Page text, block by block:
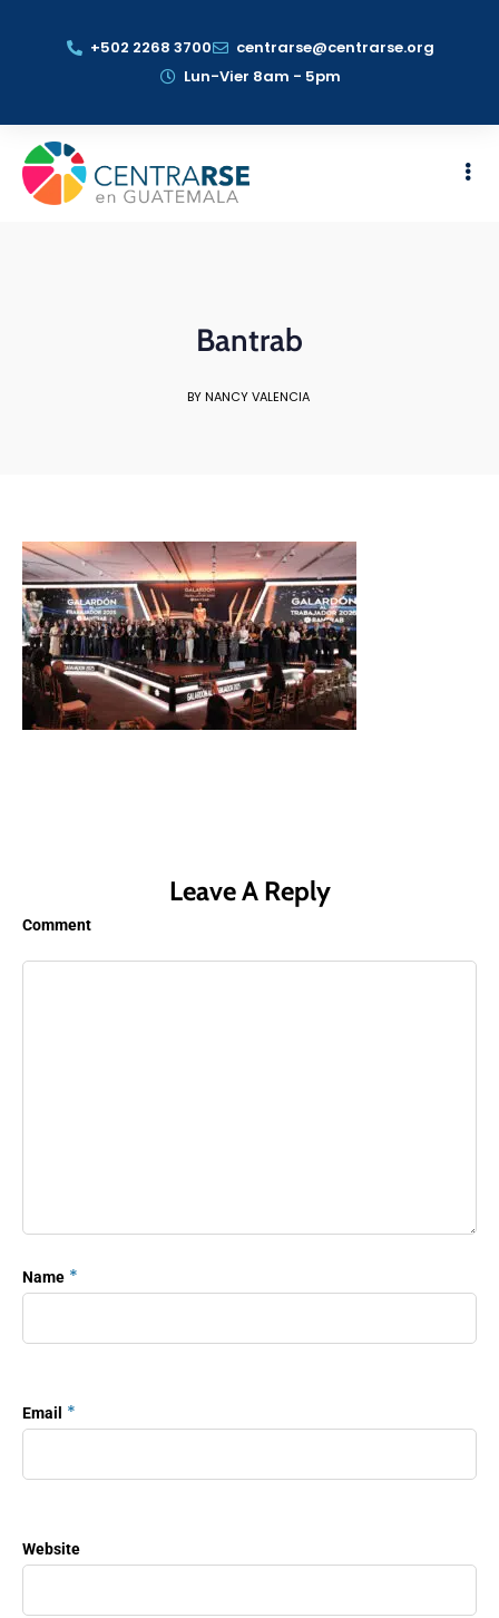
+502 2268 3700
centrarse@centrarse.org
Lun-Vier 8am - 5pm
Bantrab
BY NANCY VALENCIA
Leave A Reply
Comment
Name *
Email *
Website